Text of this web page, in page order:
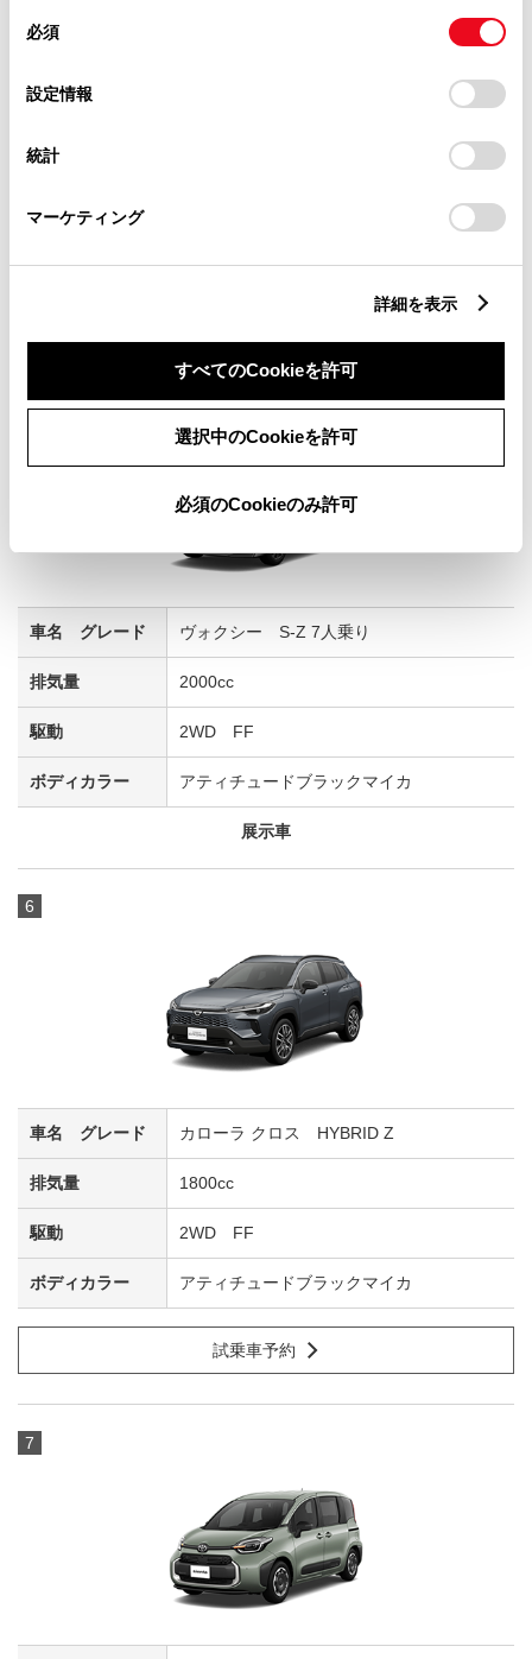
デバイスにすべてのCookie(クッキー)が保存されることに同
意したことになります。Cookie(クッキー)のオプトアウト、
設定の変更、同意を撤回したりするにあたっては、当社の
「Cookie（クッキー）情報の取り扱いについて
」をご覧くだ
必須
設定情報
統計
マーケティング
詳細を表示
すべてのCookieを許可
選択中のCookieを許可
必須のCookieのみ許可
5
ヴォクシー S-Z 7人乗り
2000cc
2WD FF
アティチュードブラックマイカ
展示車
6
カローラ クロス HYBRID Z
1800cc
2WD FF
アティチュードブラックマイカ
試乗車予約
7